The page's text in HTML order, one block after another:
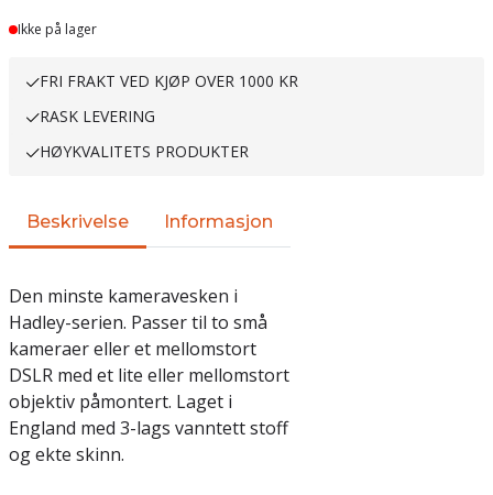
Ikke på lager
FRI FRAKT VED KJØP OVER 1000 KR
RASK LEVERING
HØYKVALITETS PRODUKTER
Beskrivelse Informasjon
Den minste kameravesken i
Hadley-serien. Passer til to små
kameraer eller et mellomstort
DSLR med et lite eller mellomstort
objektiv påmontert. Laget i
England med 3-lags vanntett stoff
og ekte skinn.